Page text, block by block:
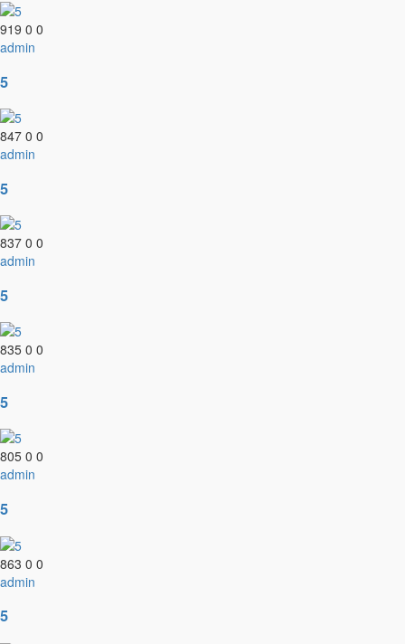
919 0 0
admin
5
847 0 0
admin
5
837 0 0
admin
5
835 0 0
admin
5
805 0 0
admin
5
863 0 0
admin
5